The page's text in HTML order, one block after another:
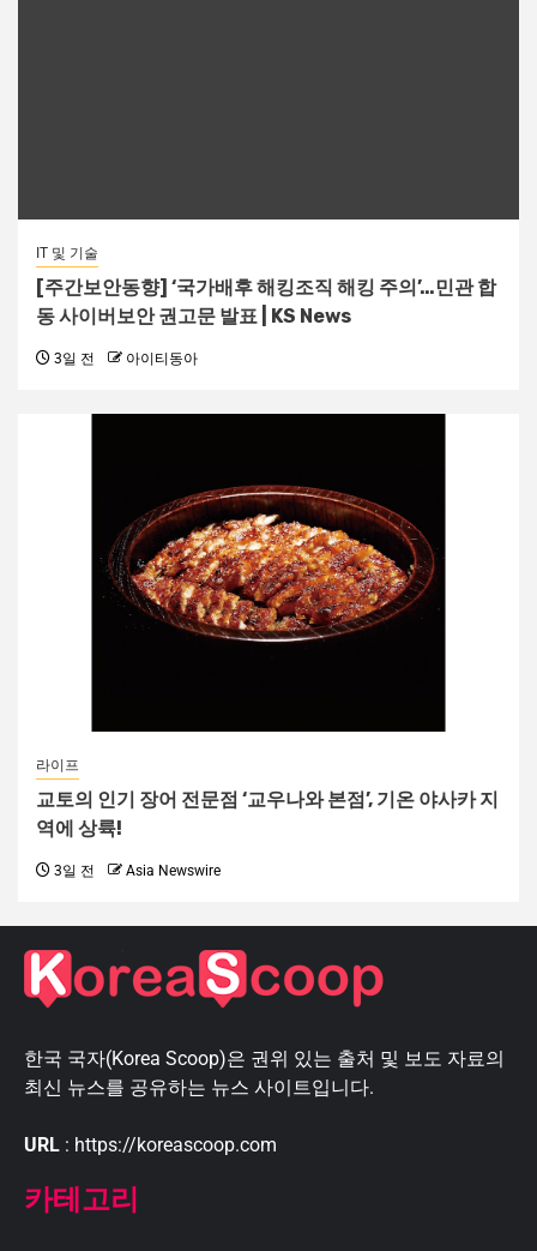
IT 및 기술
[주간보안동향] ‘국가배후 해킹조직 해킹 주의’…민관 합
동 사이버보안 권고문 발표 | KS News
3일 전 아이티동아
라이프
교토의 인기 장어 전문점 ‘교우나와 본점’, 기온 야사카 지
역에 상륙!
3일 전 Asia Newswire
한국 국자(Korea Scoop)은 권위 있는 출처 및 보도 자료의
최신 뉴스를 공유하는 뉴스 사이트입니다.
URL : https://koreascoop.com
카테고리